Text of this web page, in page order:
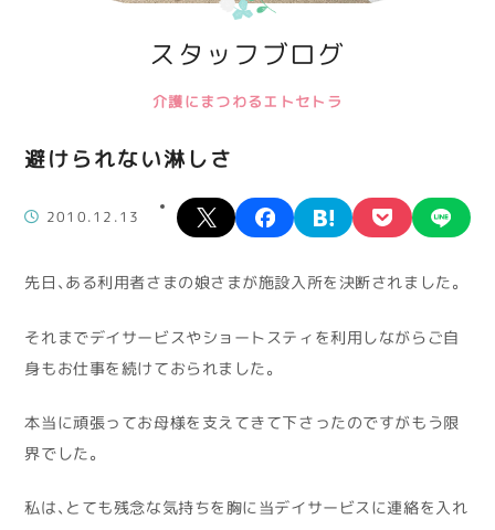
スタッフブログ
介護にまつわるエトセトラ
避けられない淋しさ
2010.12.13
X facebookhatena pocket
先日、ある利用者さまの娘さまが施設入所を決断されました。
それまでデイサービスやショートスティを利用しながらご自
身もお仕事を続けておられました。
本当に頑張ってお母様を支えてきて下さったのですがもう限
界でした。
私は、とても残念な気持ちを胸に当デイサービスに連絡を入れ